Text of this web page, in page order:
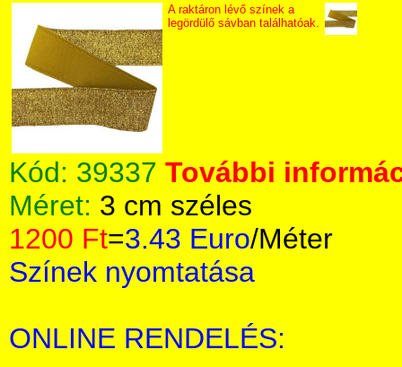
A raktáron lévő színek a
legördülő sávban találhatóak.
Kód: 39337 További
Méret: 3 cm széles
1200 Ft=3.43 Euro/Méter
Színek nyomtatása
ONLINE RENDELÉS: